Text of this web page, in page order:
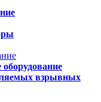
оборудование
взрывных